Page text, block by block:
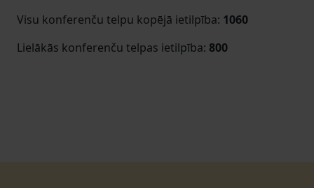
Visu konferenču telpu kopējā ietilpība: 1060
Lielākās konferenču telpas ietilpība: 800